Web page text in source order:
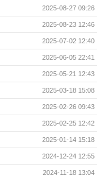
2025-08-27 09:26
2025-08-23 12:46
2025-07-02 12:40
2025-06-05 22:41
2025-05-21 12:43
2025-03-18 15:08
2025-02-26 09:43
2025-02-25 12:42
2025-01-14 15:18
2024-12-24 12:55
2024-11-18 13:04